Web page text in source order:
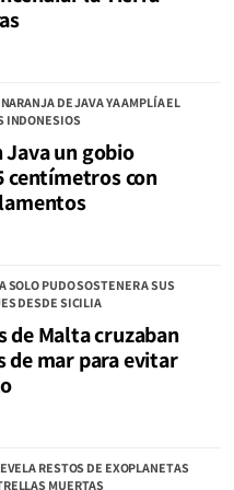
DE JAVA YA AMPLÍA EL
INDONESIOS
Java un gobio
centímetros con
SOLO PUDO SOSTENER A SUS
DESDE SICILIA
de Malta cruzaban
de mar para evitar
RESTOS DE EXOPLANETAS
MUERTAS